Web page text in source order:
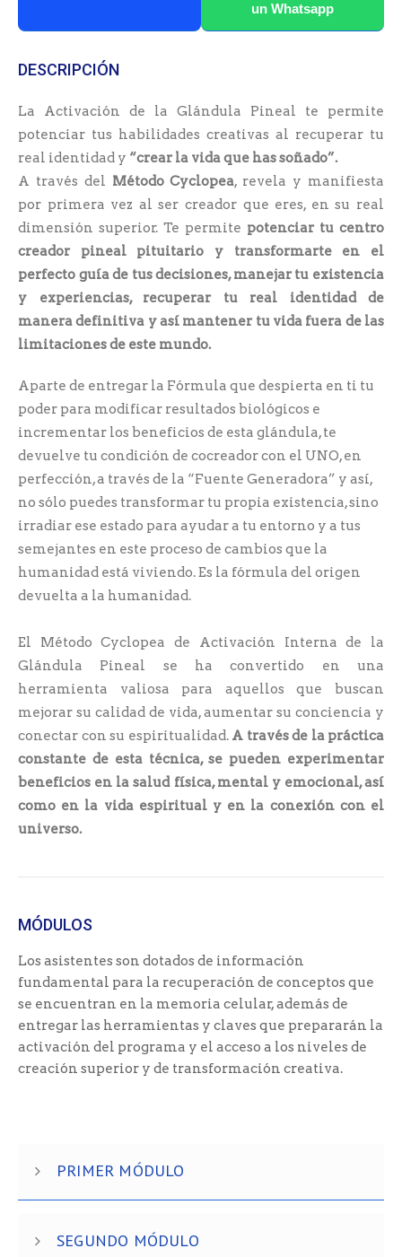
un Whatsapp
DESCRIPCIÓN
La Activación de la Glándula Pineal te permite
potenciar tus habilidades creativas al recuperar tu
real identidad y “crear la vida que has soñado”.
A través del Método Cyclopea, revela y manifiesta
por primera vez al ser creador que eres, en su real
dimensión superior. Te permite potenciar tu centro
creador pineal pituitario y transformarte en el
perfecto guía de tus decisiones, manejar tu existencia
y experiencias, recuperar tu real identidad de
manera definitiva y así mantener tu vida fuera de las
limitaciones de este mundo.
Aparte de entregar la Fórmula que despierta en ti tu
poder para modificar resultados biológicos e
incrementar los beneficios de esta glándula, te
devuelve tu condición de cocreador con el UNO, en
perfección, a través de la “Fuente Generadora” y así,
no sólo puedes transformar tu propia existencia, sino
irradiar ese estado para ayudar a tu entorno y a tus
semejantes en este proceso de cambios que la
humanidad está viviendo. Es la fórmula del origen
devuelta a la humanidad.
El Método Cyclopea de Activación Interna de la
Glándula Pineal se ha convertido en una
herramienta valiosa para aquellos que buscan
mejorar su calidad de vida, aumentar su conciencia y
conectar con su espiritualidad. A través de la práctica
constante de esta técnica, se pueden experimentar
beneficios en la salud física, mental y emocional, así
como en la vida espiritual y en la conexión con el
universo.
MÓDULOS
Los asistentes son dotados de información
fundamental para la recuperación de conceptos que
se encuentran en la memoria celular, además de
entregar las herramientas y claves que prepararán la
activación del programa y el acceso a los niveles de
creación superior y de transformación creativa.
PRIMER MÓDULO
SEGUNDO MÓDULO